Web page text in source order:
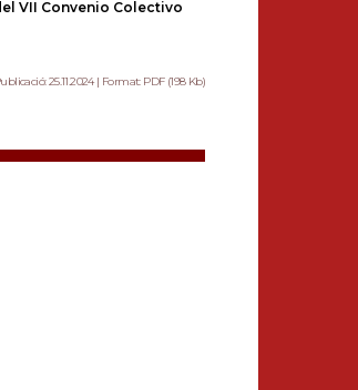
VII Convenio Colectivo
25.11.2024 | Format: PDF (198 Kb)